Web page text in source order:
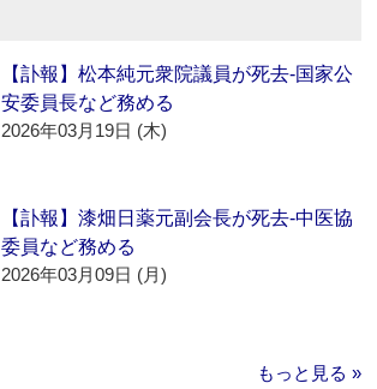
【訃報】松本純元衆院議員が死去‐国家公
安委員長など務める
2026年03月19日 (木)
【訃報】漆畑日薬元副会長が死去‐中医協
委員など務める
2026年03月09日 (月)
もっと見る »